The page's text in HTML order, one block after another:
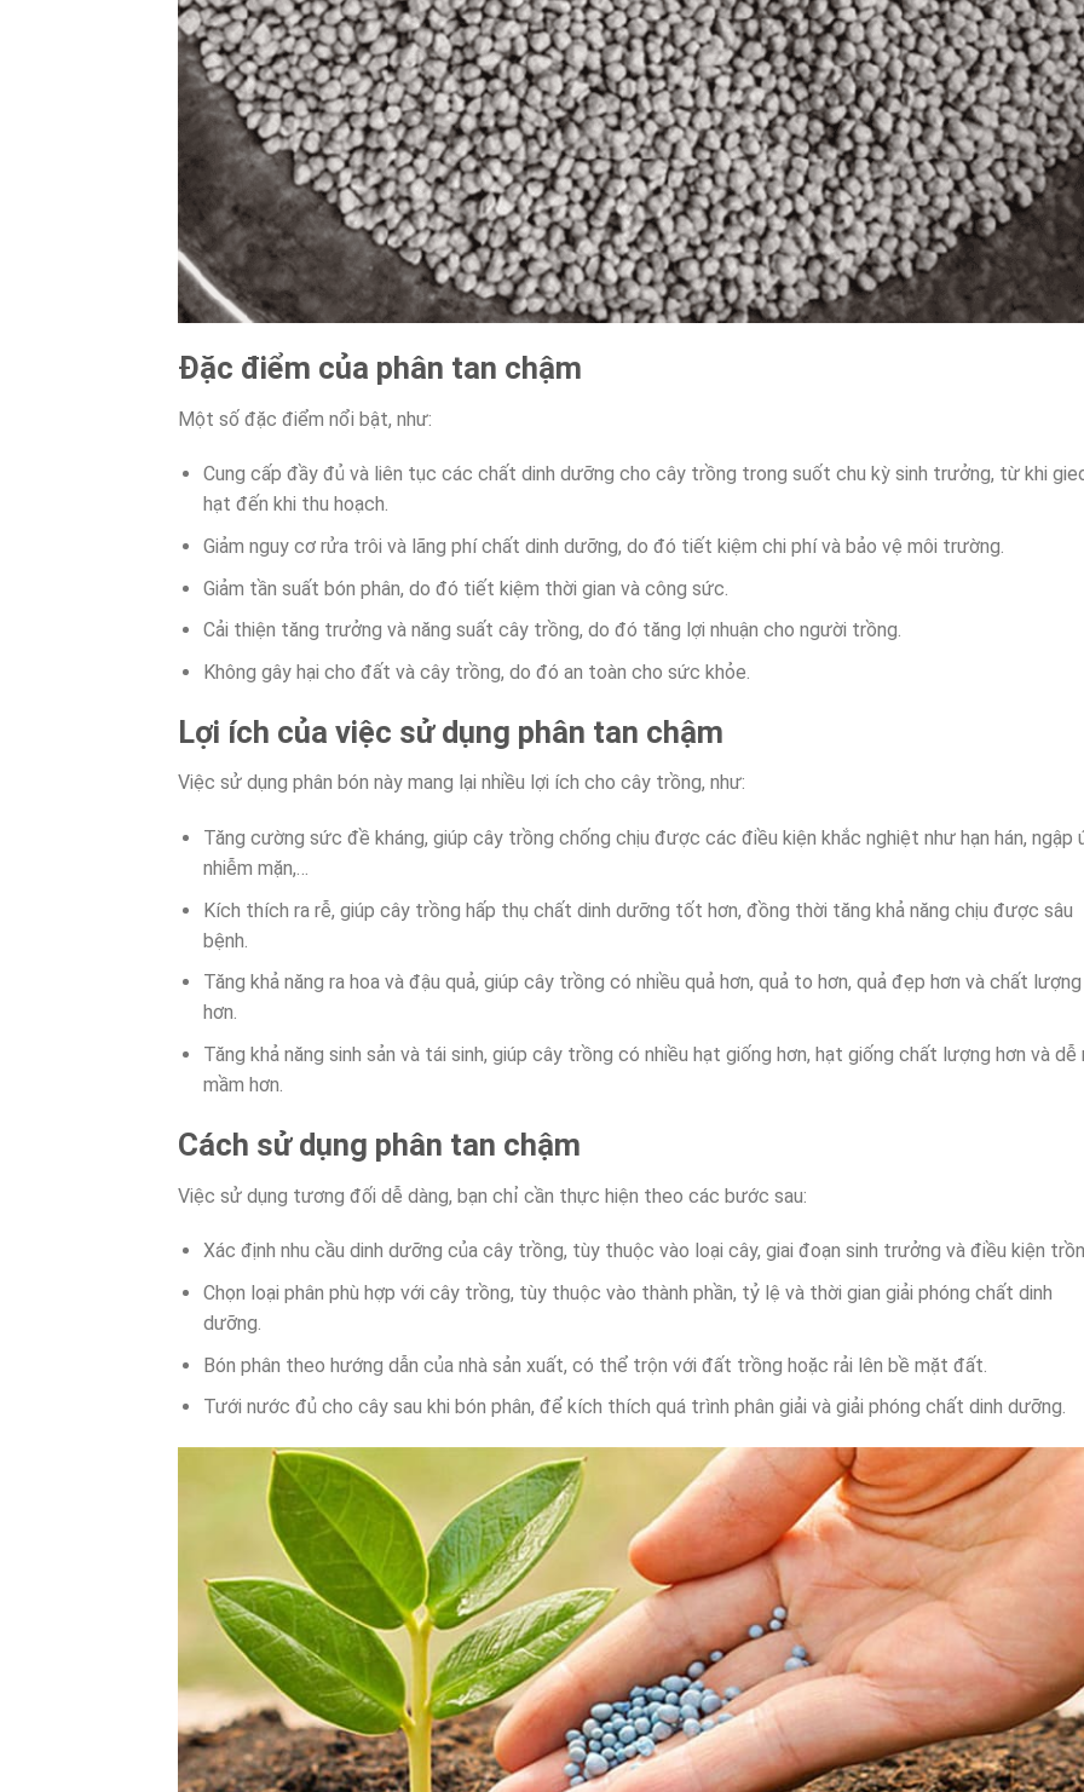
Đặc điểm của phân tan chậm
Một số đặc điểm nổi bật, như:
Cung cấp đầy đủ và liên tục các chất dinh dưỡng cho cây trồng trong suốt chu kỳ sinh trưởng, từ khi
hạt đến khi thu hoạch.
Giảm nguy cơ rửa trôi và lãng phí chất dinh dưỡng, do đó tiết kiệm chi phí và bảo vệ môi trường.
Giảm tần suất bón phân, do đó tiết kiệm thời gian và công sức.
Cải thiện tăng trưởng và năng suất cây trồng, do đó tăng lợi nhuận cho người trồng.
Không gây hại cho đất và cây trồng, do đó an toàn cho sức khỏe.
Lợi ích của việc sử dụng phân tan chậm
Việc sử dụng phân bón này mang lại nhiều lợi ích cho cây trồng, như:
Tăng cường sức đề kháng, giúp cây trồng chống chịu được các điều kiện khắc nghiệt như hạn hán, ngập
nhiễm mặn,…
Kích thích ra rễ, giúp cây trồng hấp thụ chất dinh dưỡng tốt hơn, đồng thời tăng khả năng chịu được sâu
bệnh.
Tăng khả năng ra hoa và đậu quả, giúp cây trồng có nhiều quả hơn, quả to hơn, quả đẹp hơn và chất lượng
hơn.
Tăng khả năng sinh sản và tái sinh, giúp cây trồng có nhiều hạt giống hơn, hạt giống chất lượng hơn và dễ
mầm hơn.
Cách sử dụng phân tan chậm
Việc sử dụng tương đối dễ dàng, bạn chỉ cần thực hiện theo các bước sau:
Xác định nhu cầu dinh dưỡng của cây trồng, tùy thuộc vào loại cây, giai đoạn sinh trưởng và điều kiện
Chọn loại phân phù hợp với cây trồng, tùy thuộc vào thành phần, tỷ lệ và thời gian giải phóng chất dinh
dưỡng.
Bón phân theo hướng dẫn của nhà sản xuất, có thể trộn với đất trồng hoặc rải lên bề mặt đất.
Tưới nước đủ cho cây sau khi bón phân, để kích thích quá trình phân giải và giải phóng chất dinh dưỡng.